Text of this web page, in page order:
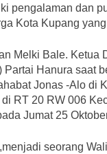
pengalaman dan
Kota Kupang
Melki Bale. Ketua
Partai Hanura saat
Jonas -Alo di
RT 20 RW 006
Jumat 25
seorang